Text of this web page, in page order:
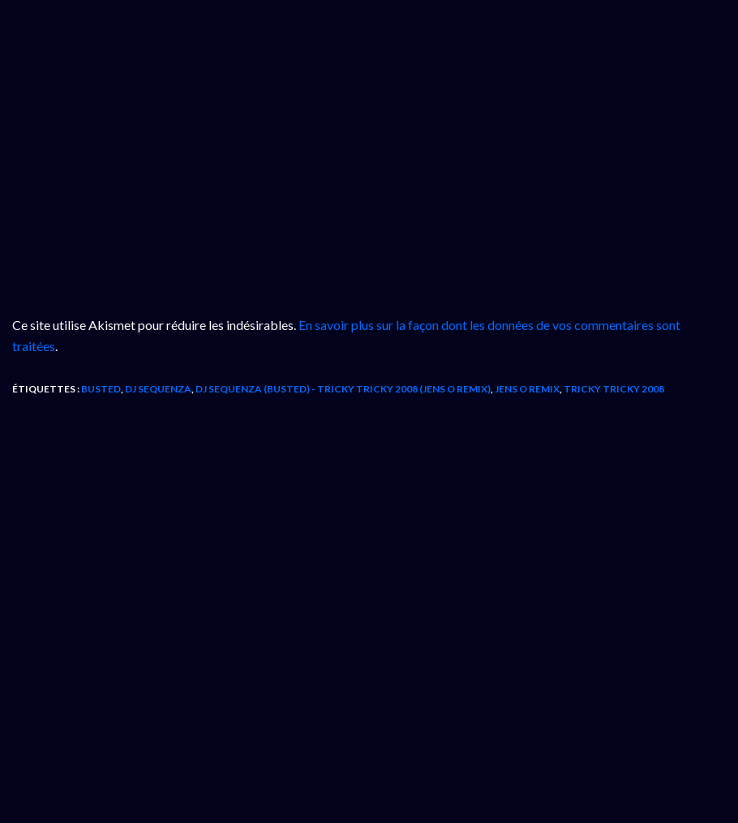
Ce site utilise Akismet pour réduire les indésirables. En savoir plus sur la façon dont les données de vos commentaires sont
traitées.
ÉTIQUETTES : BUSTED, DJ SEQUENZA, DJ SEQUENZA (BUSTED) - TRICKY TRICKY 2008 (JENS O REMIX),JENS O REMIX, TRICKY TRICKY 2008